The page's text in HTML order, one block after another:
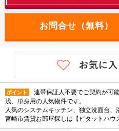
ポイント
連帯保証人不要でご契約が可
浅、単身用の人気物件です。
人気のシステムキッチン、独立洗面台、
宮崎市賃貸お部屋探しは【ピタットハ